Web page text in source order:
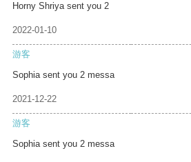
Horny Shriya sent you 2
2022-01-10
游客
Sophia sent you 2 messa
2021-12-22
游客
Sophia sent you 2 messa